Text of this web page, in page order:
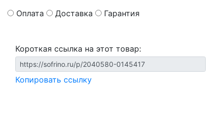
Оплата Доставка Гарантия
Короткая ссылка на этот товар:
Копировать ссылку